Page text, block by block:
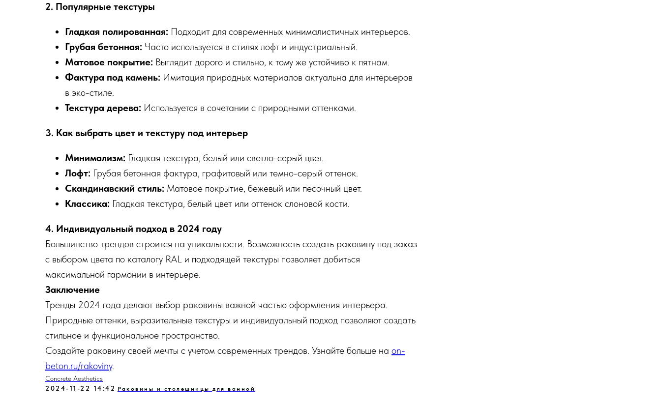
2. Популярные текстуры
Гладкая полированная: Подходит для современных минималистичных интерьеров.
Грубая бетонная: Часто используется в стилях лофт и индустриальный.
Матовое покрытие: Выглядит дорого и стильно, к тому же устойчиво к пятнам.
Фактура под камень: Имитация природных материалов актуальна для интерьеров
в эко-стиле.
Текстура дерева: Используется в сочетании с природными оттенками.
3. Как выбрать цвет и текстуру под интерьер
Минимализм: Гладкая текстура, белый или светло-серый цвет.
Лофт: Грубая бетонная фактура, графитовый или темно-серый оттенок.
Скандинавский стиль: Матовое покрытие, бежевый или песочный цвет.
Классика: Гладкая текстура, белый цвет или оттенок слоновой кости.
4. Индивидуальный подход в 2024 году
Большинство трендов строится на уникальности. Возможность создать раковину под заказ
с выбором цвета по каталогу RAL и подходящей текстуры позволяет добиться
максимальной гармонии в интерьере.
Заключение
Тренды 2024 года делают выбор раковины важной частью оформления интерьера.
Природные оттенки, выразительные текстуры и индивидуальный подход позволяют создать
стильное и функциональное пространство.
Создайте раковину своей мечты с учетом современных трендов. Узнайте больше на on-
beton.ru/rakoviny.
Concrete Aesthetics
2024-11-22 14:42 Раковины и столешницы для ванной